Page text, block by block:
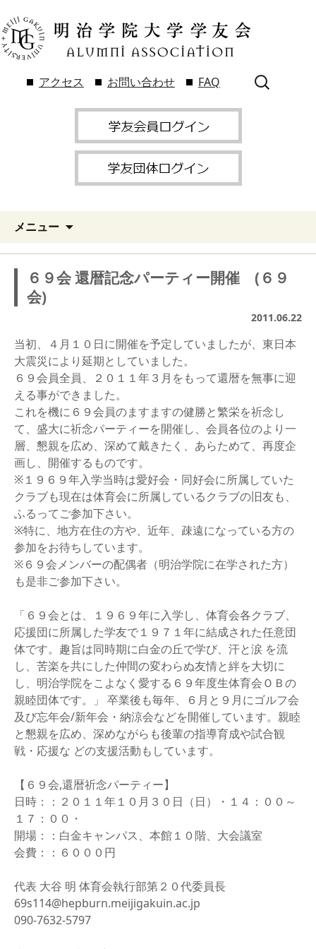
アクセス お問い合わせ FAQ
検
索:
メニュー
６９会 還暦記念パーティー開催 (６９
会)
2011.06.22
当初、４月１０日に開催を予定していましたが、東日本
大震災により延期としていました。
６９会員全員、２０１１年３月をもって還暦を無事に迎
える事ができました。
これを機に６９会員のますますの健勝と繁栄を祈念し
て、盛大に祈念パーティーを開催し、会員各位のより一
層、懇親を広め、深めて戴きたく、あらためて、再度企
画し、開催するものです。
※１９６９年入学当時は愛好会・同好会に所属していた
クラブも現在は体育会に所属しているクラブの旧友も、
ふるってご参加下さい。
※特に、地方在住の方や、近年、疎遠になっている方の
参加をお待ちしています。
※６９会メンバーの配偶者（明治学院に在学された方）
も是非ご参加下さい。
「６９会とは、１９６９年に入学し、体育会各クラブ、
応援団に所属した学友で１９７１年に結成された任意団
体です。趣旨は同時期に白金の丘で学び、汗と涙 を流
し、苦楽を共にした仲間の変わらぬ友情と絆を大切に
し、明治学院をこよなく愛する６９年度生体育会ＯＢの
親睦団体です。」 卒業後も毎年、６月と９月にゴルフ会
及び忘年会/新年会・納涼会などを開催しています。親睦
と懇親を広め、深めながらも後輩の指導育成や試合観
戦・応援な どの支援活動もしています。
【６９会,還暦祈念パーティー】
日時：：２０１１年１０月３０日（日）・１４：００～
１７：００・
開場：：白金キャンパス、本館１０階、大会議室
会費：：６０００円
代表 大谷 明 体育会執行部第２０代委員長
69s114@hepburn.meijigakuin.ac.jp
090-7632-5797